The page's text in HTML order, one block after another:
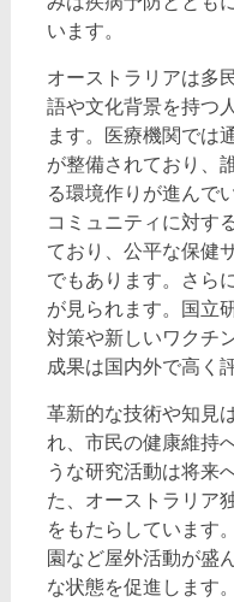
います。
オーストラリアは多
語や文化背景を持つ
ます。医療機関では
が整備されており、
る環境作りが進んで
コミュニティに対す
ており、公平な保健
でもあります。さら
が見られます。国立
対策や新しいワクチ
成果は国内外で高く
革新的な技術や知見
れ、市民の健康維持
うな研究活動は将来
た、オーストラリア
をもたらしています
園など屋外活動が盛
な状態を促進します